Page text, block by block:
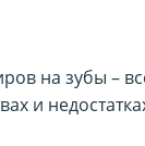
на зубы –
и